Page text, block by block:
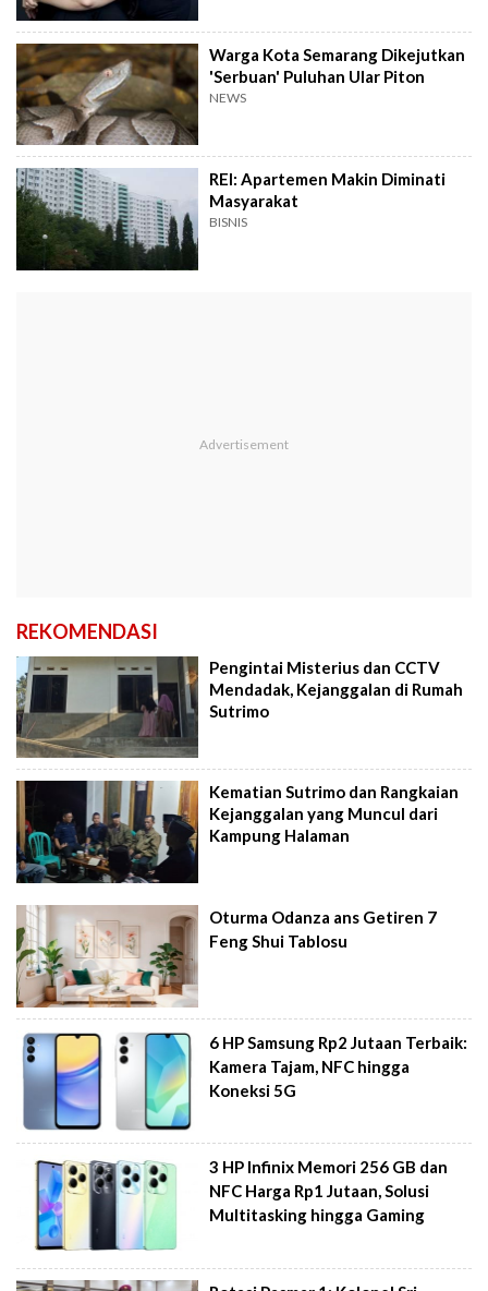
Warga Kota Semarang Dikejutkan
'Serbuan' Puluhan Ular Piton
NEWS
REI: Apartemen Makin Diminati
Masyarakat
BISNIS
REKOMENDASI
Pengintai Misterius dan CCTV
Mendadak, Kejanggalan di Rumah
Sutrimo
Kematian Sutrimo dan Rangkaian
Kejanggalan yang Muncul dari
Kampung Halaman
Oturma Odanza ans Getiren 7
Feng Shui Tablosu
6 HP Samsung Rp2 Jutaan Terbaik:
Kamera Tajam, NFC hingga
Koneksi 5G
3 HP Infinix Memori 256 GB dan
NFC Harga Rp1 Jutaan, Solusi
Multitasking hingga Gaming